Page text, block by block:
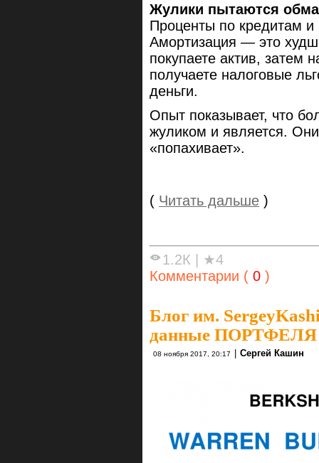
Жулики пытаются
Проценты по кредитам
Амортизация — это
покупаете актив, затем
получаете налоговые
деньги.
Опыт показывает, что
жуликом и является.
«попахивает».
( Читать дальше )
1.2К
★4
Комментарии ( 0 )
Блог им.
данные
08 ноября 2017, 20:17 Сергей Кашин